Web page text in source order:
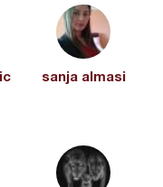
sanja almasi